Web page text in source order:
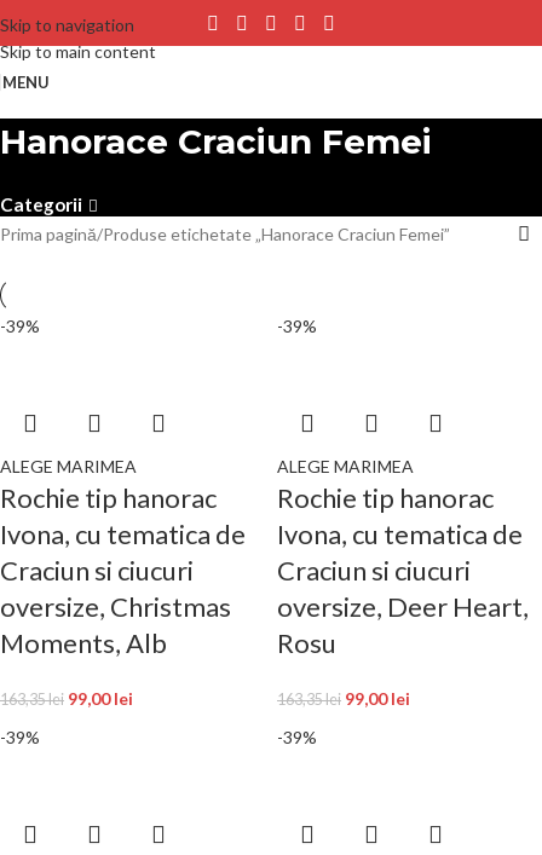
Skip to navigation
Skip to main content
MENU
Hanorace Craciun Femei
Categorii
Prima pagină Produse etichetate „Hanorace Craciun Femei”
-39%
ALEGE MARIMEA
Rochie tip hanorac
Ivona, cu tematica de
Craciun si ciucuri
oversize, Christmas
Moments, Alb
163,35lei 99,00lei
-39%
ALEGE MARIMEA
Rochie tip hanorac
Ivona, cu tematica de
Craciun si ciucuri
oversize, Deer Heart,
Rosu
163,35lei 99,00lei
-39% -39%